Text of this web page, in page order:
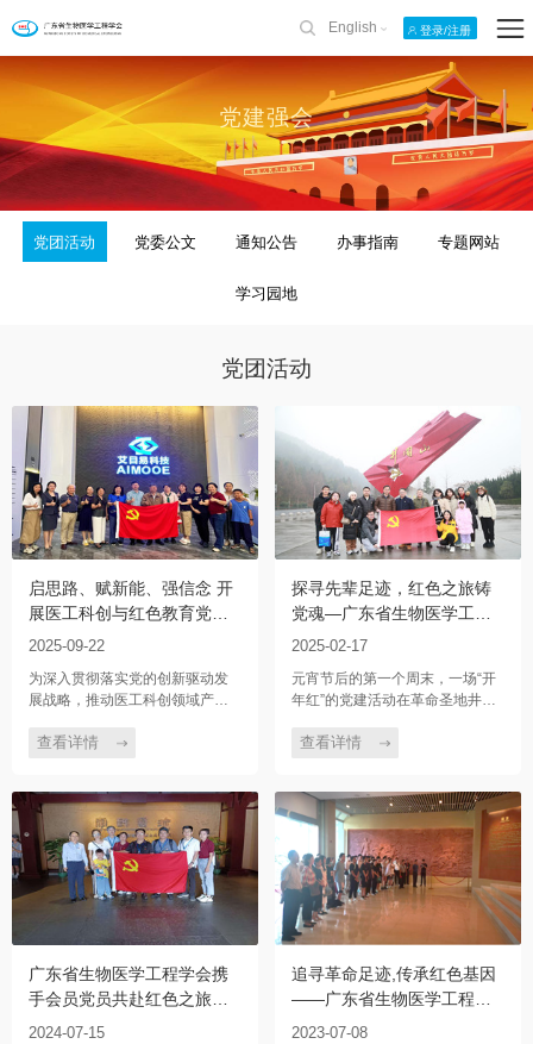
English 登录/注册
党建强会
党团活动 党委公文 通知公告 办事指南 专题网站
学习园地
党团活动
启思路、赋新能、强信念 开
展医工科创与红色教育党建
活动
2025-09-22
为深入贯彻落实党的创新驱动发
展战略，推动医工科创领域产研
信念与使命担当，9月21 日，广
闻工作者协会、广州艾目易科技
有限公司以 “启思路、赋新能、强
信念” 为核心主题，开展了一场集
实地调研与红色教育于一体的特
色党建活动。
查看详情
探寻先辈足迹，红色之旅铸
党魂—广东省生物医学工程
学会党支部体外循环与体外
冈山历史党建活动
2025-02-17
元宵节后的第一个周末，一场“开
年红”的党建活动在革命圣地井冈
学会党支部的组织下，体外循环
对我党历史的认识，激发党员在
新时代的历史责任感。先后赴井
冈山大学附属医院、井冈山毛主
席故居、朱老总挑粮小道、黄洋
界战场遗址等进行学术交流、参
观学习、生活体验。
查看详情
广东省生物医学工程学会携
手会员党员共赴红色之旅
——广州南越王墓博物馆开
2024-07-15
追寻革命足迹,传承红色基因
——广东省生物医学工程学
会党支部参观东江纵队纪念
2023-07-08